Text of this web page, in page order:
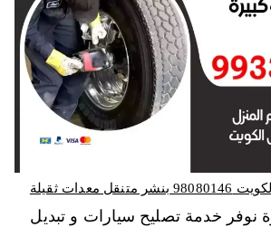
ثقيلة
نوفر خدمة تصليح سيارات و تبديل